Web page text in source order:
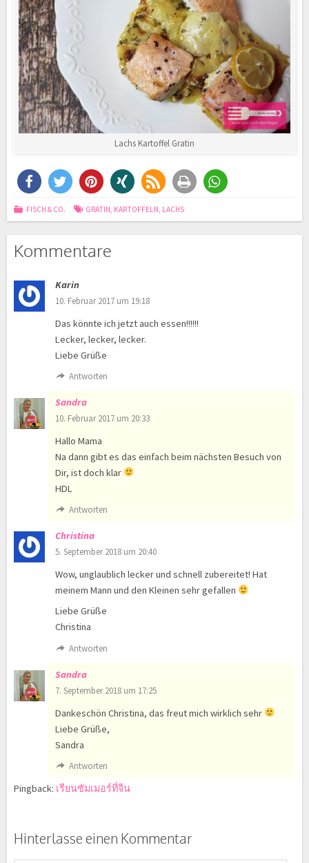
Lachs Kartoffel Gratin
FISCH & CO. GRATIN KARTOFFELN LACHS
Kommentare
Karin
10. Februar 2017 um 19:18
Das könnte ich jetzt auch essen!!!!!!
Lecker, lecker, lecker.
Liebe Grüße
Antworten
Sandra
10. Februar 2017 um 20:33
Hallo Mama
Na dann gibt es das einfach beim nächsten Besuch von
Dir, ist doch klar
HDL
Antworten
Christina
5. September 2018 um 20:40
Wow, unglaublich lecker und schnell zubereitet! Hat
meinem Mann und den Kleinen sehr gefallen
Liebe Grüße
Christina
Antworten
Sandra
7. September 2018 um 17:25
Dankeschön Christina, das freut mich wirklich sehr
Liebe Grüße,
Sandra
Antworten
Pingback: เรียนซัมเมอร์ที่จีน
Hinterlasse einen Kommentar